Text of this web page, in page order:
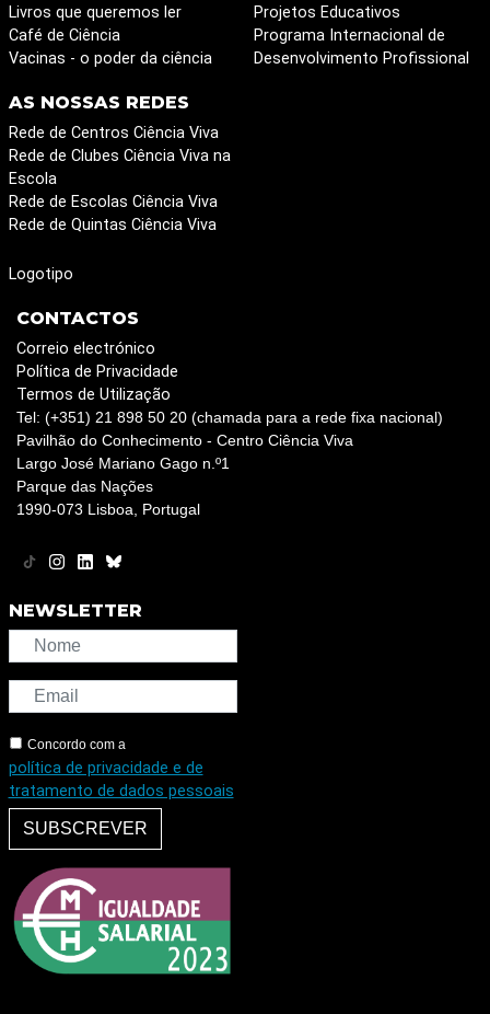
Livros que queremos ler
Café de Ciência
Vacinas - o poder da ciência
Projetos Educativos
Programa Internacional de
Desenvolvimento Profissional
AS NOSSAS REDES
Rede de Centros Ciência Viva
Rede de Clubes Ciência Viva na
Escola
Rede de Escolas Ciência Viva
Rede de Quintas Ciência Viva
Logotipo
CONTACTOS
Correio electrónico
Política de Privacidade
Termos de Utilização
Tel: (+351) 21 898 50 20 (chamada para a rede fixa nacional)
Pavilhão do Conhecimento - Centro Ciência Viva
Largo José Mariano Gago n.º1
Parque das Nações
1990-073 Lisboa, Portugal
NEWSLETTER
Concordo com a
política de privacidade e de
tratamento de dados pessoais
SUBSCREVER